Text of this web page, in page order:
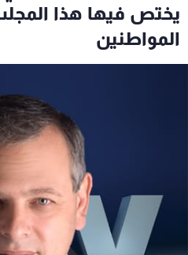
يختص فيها هذا
المواطنين
إقتصاد
منوعات
جدول البرامج
شاهد البرامج
الترددات